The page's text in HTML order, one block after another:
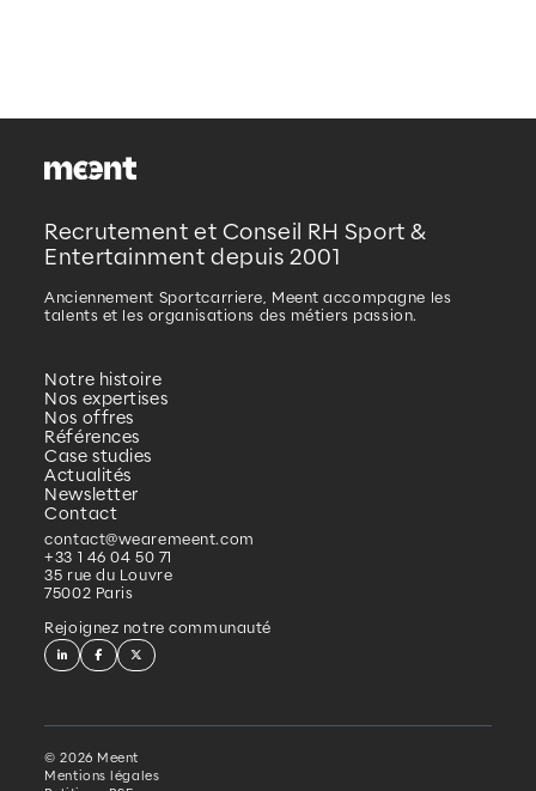
logiciels conçus pour supprimer tous
contenus superflus avant
une entreprise paperless ;
Réduction des pièces jointes : pensez
compresser ou à les remplacer par
avec hébergement sur le cloud ;
Triez vos boites mail : Nettoyez-les
régulièrement et veillez à vider le
votre navigateur et vos documents
téléchargés de temps en temps
mails revient à économiser la
d’une ampoule en 24h) ;
Raccourcis et requêtes courtes sur
vous pouvez créer des favoris pour
que vous consultez régulièrement de
à éviter de lancer les moteurs de
maximum vos recherches avec des
pertinents. Utiliser des moteurs de